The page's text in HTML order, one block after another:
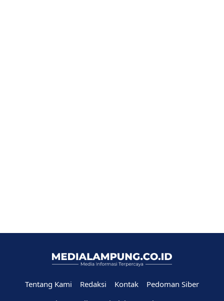
Tentang Kami Redaksi Kontak
Pedoman Siber